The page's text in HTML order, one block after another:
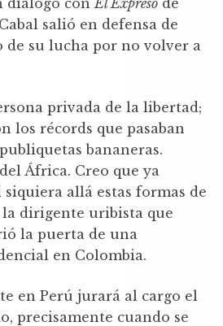
salió en defensa de
su lucha por no volver a
privada de la libertad;
los récords que pasaban
bananeras.
África. Creo que ya
allá estas formas de
la dirigente uribista que
la puerta de una
en Colombia.
en Perú jurará al cargo el
precisamente cuando se